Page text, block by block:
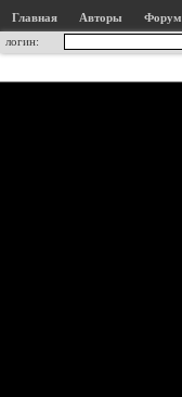
Главная Авторы
Форум
логин: